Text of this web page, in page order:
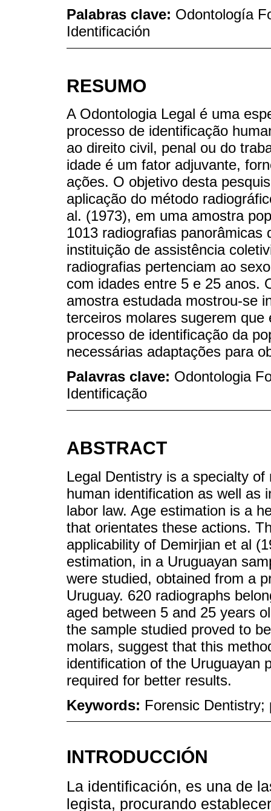
Palabras clave: Odontología
Identificación
RESUMO
A Odontologia Legal é uma
processo de identificação
ao direito civil, penal ou do
idade é um fator adjuvante,
ações. O objetivo desta
aplicação do método
al. (1973), em uma amostra
1013 radiografias panorâmicas
instituição de assistência
radiografias pertenciam ao
com idades entre 5 e 25 anos.
amostra estudada mostrou-se
terceiros molares sugerem
processo de identificação da
necessárias adaptações para
Palavras clave: Odontologia
Identificação
ABSTRACT
Legal Dentistry is a specialty
human identification as well as
labor law. Age estimation is a
that orientates these actions.
applicability of Demirjian et al
estimation, in a Uruguayan
were studied, obtained from a
Uruguay. 620 radiographs
aged between 5 and 25 years
the sample studied proved to
molars, suggest that this
identification of the Uruguayan
required for better results.
Keywords: Forensic Dentistry;
INTRODUCCIÓN
La identificación, es una de
legista, procurando